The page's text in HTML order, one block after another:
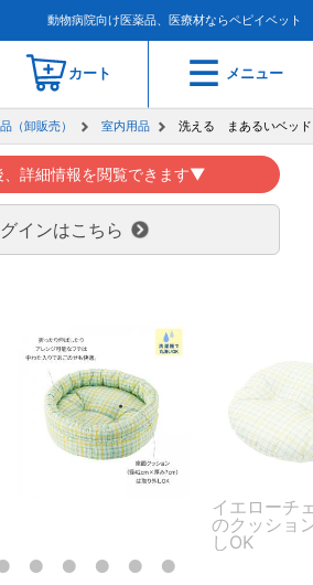
動物病院向け医薬品、医療材ならペピイベット
カート メニュー
（卸販売） 室内用品 洗える まあるいベッド
、詳細情報を閲覧できます▼
インはこちら
イエローチェッ
のクッションは
しOK